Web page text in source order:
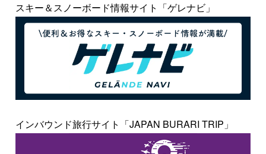
スキー＆スノーボード情報サイト「ゲレナビ」
インバウンド旅行サイト「JAPAN BURARI TRIP」